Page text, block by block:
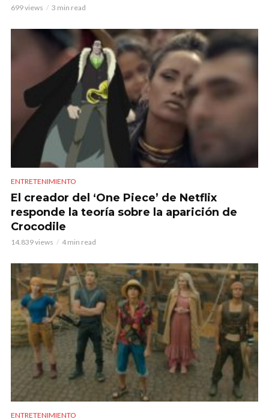
699 views 3 min read
ENTRETENIMIENTO
El creador del ‘One Piece’ de Netflix
responde la teoría sobre la aparición de
Crocodile
14.839 views 4 min read
ENTRETENIMIENTO